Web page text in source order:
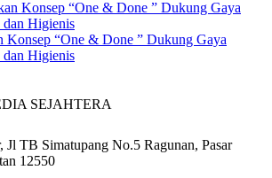
Konsep “One & Done ” Dukung Gaya
Higienis
SEJAHTERA
TB Simatupang No.5 Ragunan, Pasar
12550